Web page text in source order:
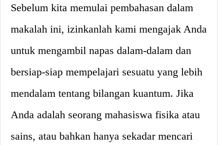
Sebelum kita memulai pembahasan dalam
makalah ini, izinkanlah kami mengajak Anda
untuk mengambil napas dalam-dalam dan
bersiap-siap mempelajari sesuatu yang lebih
mendalam tentang bilangan kuantum. Jika
Anda adalah seorang mahasiswa fisika atau
sains, atau bahkan hanya sekadar mencari